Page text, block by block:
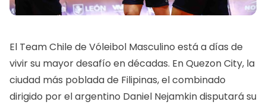
El Team Chile de Vóleibol Masculino está a días de
vivir su mayor desafío en décadas. En Quezon City, la
ciudad más poblada de Filipinas, el combinado
dirigido por el argentino Daniel Nejamkin disputará su